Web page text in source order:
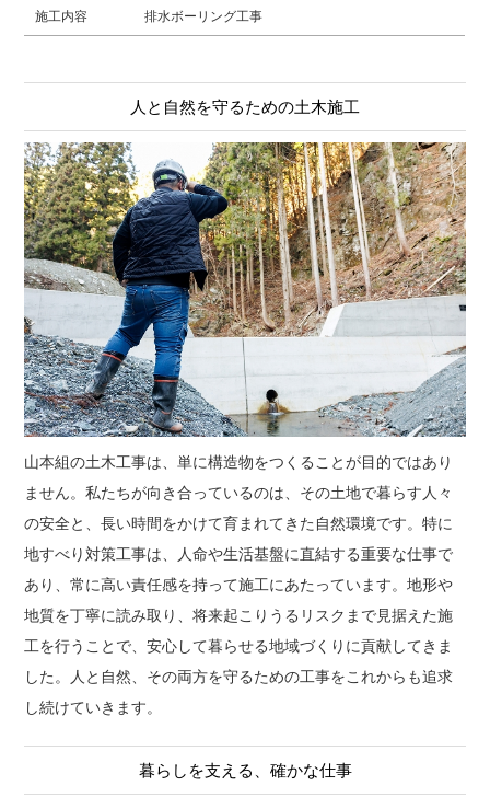
施工内容 排水ボーリング工事
人と自然を守るための土木施工
山本組の土木工事は、単に構造物をつくることが目的ではあり
ません。私たちが向き合っているのは、その土地で暮らす人々
の安全と、長い時間をかけて育まれてきた自然環境です。特に
地すべり対策工事は、人命や生活基盤に直結する重要な仕事で
あり、常に高い責任感を持って施工にあたっています。地形や
地質を丁寧に読み取り、将来起こりうるリスクまで見据えた施
工を行うことで、安心して暮らせる地域づくりに貢献してきま
した。人と自然、その両方を守るための工事をこれからも追求
し続けていきます。
暮らしを支える、確かな仕事